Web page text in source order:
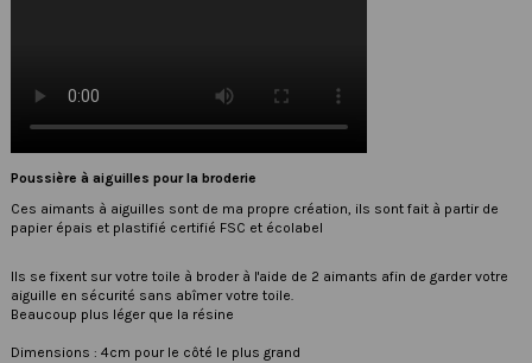
Poussière à aiguilles pour la broderie
Ces aimants à aiguilles sont de ma propre création, ils sont fait à partir de
papier épais et plastifié certifié FSC et écolabel
Ils se fixent sur votre toile à broder à l'aide de 2 aimants afin de garder votre
aiguille en sécurité sans abîmer votre toile.
Beaucoup plus léger que la résine
Dimensions : 4cm pour le côté le plus grand